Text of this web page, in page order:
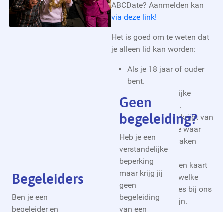
ABCDate? Aanmelden kan
via deze link!
Het is goed om te weten dat
je alleen lid kan worden:
Als je 18 jaar of ouder
bent.
Een verstandelijke
beperking hebt.
En begeleiding krijgt van
een organisatie waar
ABCDate afspraken
heeft.
Klikhier
voor een kaart
waarop je ziet welke
zorgorganisaties bij ons
aangesloten zijn.
Begeleiders
Ben je een
begeleider en
Geen
begeleiding?
Heb je een
verstandelijke
beperking
maar krijg jij
geen
begeleiding
van een